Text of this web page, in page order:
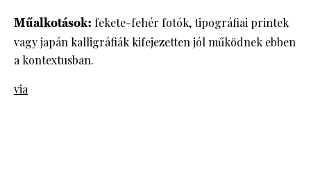
Műalkotások: fekete-fehér fotók, tipográfiai printek
vagy japán kalligráfiák kifejezetten jól működnek ebben
a kontextusban.
via